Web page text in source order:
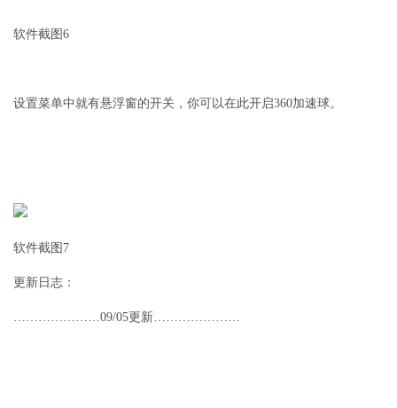
软件截图6
设置菜单中就有悬浮窗的开关，你可以在此开启360加速球。
软件截图7
更新日志：
…………………09/05更新…………………